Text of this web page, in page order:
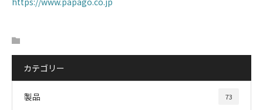
カテゴリー
製品 73